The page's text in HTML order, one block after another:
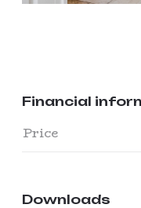
Financial
Price
Downloads